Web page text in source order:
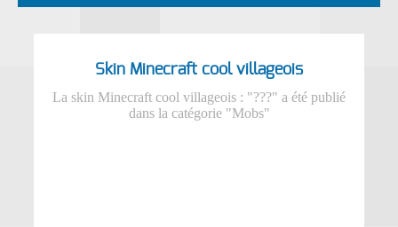
Skin Minecraft cool villageois
La skin Minecraft cool villageois : "???" a été publié
dans la catégorie "Mobs"